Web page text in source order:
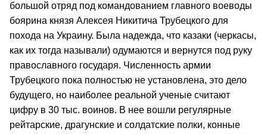
большой отряд под командованием главного воеводы
боярина князя Алексея Никитича Трубецкого для
похода на Украину. Была надежда, что казаки (черкасы,
как их тогда называли) одумаются и вернутся под руку
православного государя. Численность армии
Трубецкого пока полностью не установлена, это дело
будущего, но наиболее реальной ученые считают
цифру в 30 тыс. воинов. В нее вошли регулярные
рейтарские, драгунские и солдатские полки, конные